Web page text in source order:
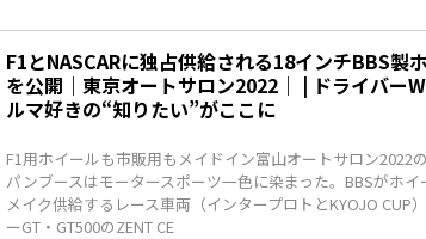
F1とNASCARに独占供給される18インチBBS製
を公開｜東京オートサロン2022｜ | ドライバー
ルマ好きの“知りたい”がここに
F1用ホイールも市販用もメイドイン富山オートサロン2022
パンブースはモータースポーツ一色に染まった。BBSがホイ
メイク供給するレース車両（インタープロトとKYOJO CUP
ーGT・GT500のZENT CE